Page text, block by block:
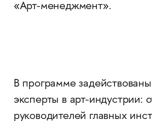
«Арт-менеджмент».
В программе
эксперты в арт-индустрии:
руководителей главных